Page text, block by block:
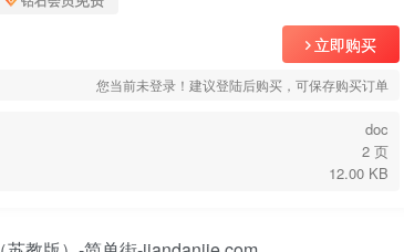
立即购买
您当前未登录！建议登陆后购买，可保存购买订单
doc
2 页
12.00 KB